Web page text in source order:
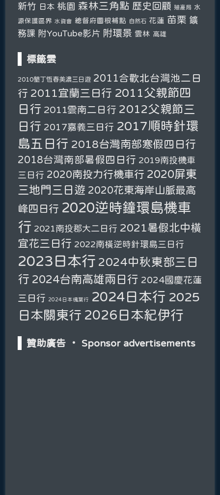
新竹 日本 桃園 森林三角點 歷史回顧 殖產局
水
源保護區界 水資會 總督府圖根補點 自然石 花蓮 苗栗 鑛
務課 附YouTube影片 附環景 雲林 高雄
標籤雲
2010墾丁恆春美濃三日遊 2011合歡北台灣池二日
行 2011宜蘭三日行 2011父親節四
日行 2011雲南二日行 2012父親節三
日行 2017嘉義三日行 2017順時針環
島五日行 2018台灣南部寒假四日行
2018台灣南部暑假四日行 2019南投機車
三日行 2020南投力行機車行 2020屏東
三地門三日遊 2020花東海岸山脈最高
峰四日行 2020逆時鐘環島機車
行 2021南投郡大二日行 2021暑假北中橫
宜花三日行 2022南橫逆時針環島三日行
2023日本行 2024中秋東部三日
行 2024台南高雄兩日行 2024國慶花蓮
三日行 2024日本楓葉行 2024日本行 2025
日本關東行 2026日本紀伊行
贊助廣告 ‧ Sponsor advertisements